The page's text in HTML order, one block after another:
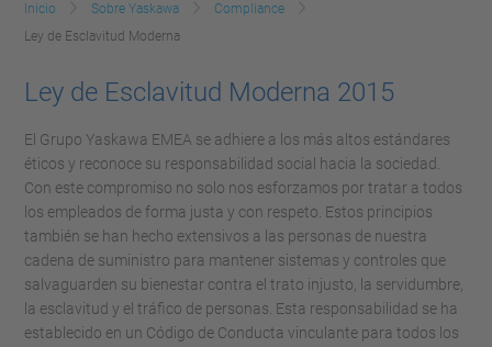
Inicio Sobre Yaskawa
Compliance
Ley de Esclavitud Moderna
Ley de Esclavitud Moderna 2015
El Grupo Yaskawa EMEA se adhiere a los más altos estándares
éticos y reconoce su responsabilidad social hacia la sociedad.
Con este compromiso no solo nos esforzamos por tratar a todos
los empleados de forma justa y con respeto. Estos principios
también se han hecho extensivos a las personas de nuestra
cadena de suministro para mantener sistemas y controles que
salvaguarden su bienestar contra el trato injusto, la servidumbre,
la esclavitud y el tráfico de personas. Esta responsabilidad se ha
establecido en un Código de Conducta vinculante para todos los